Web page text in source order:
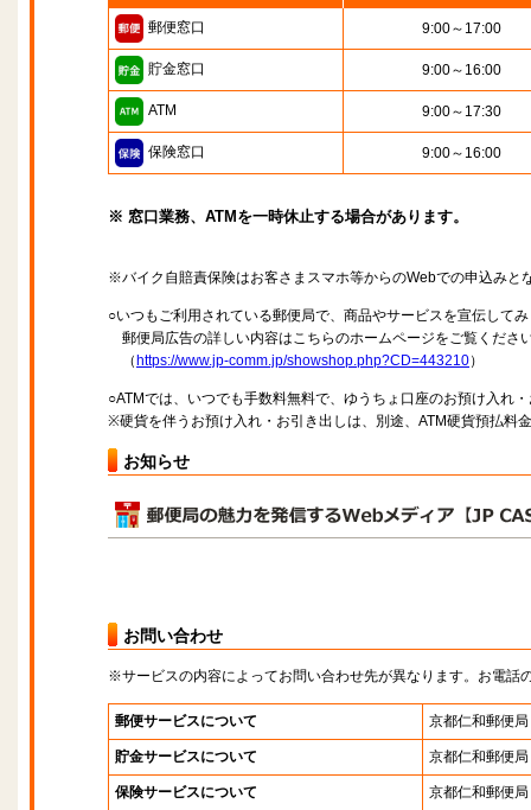
郵便窓口 9:00～17:00
貯金窓口 9:00～16:00
ATM 9:00～17:30
保険窓口 9:00～16:00
※ 窓口業務、ATMを一時休止する場合があります。
※バイク自賠責保険はお客さまスマホ等からのWebでの申込みと
○いつもご利用されている郵便局で、商品やサービスを宣伝して
郵便局広告の詳しい内容はこちらのホームページをご覧くださ
（ https://www.jp-comm.jp/showshop.php?CD=443210）
○ATMでは、いつでも手数料無料で、ゆうちょ口座のお預け入れ
※硬貨を伴うお預け入れ・お引き出しは、別途、ATM硬貨預払料
お知らせ
お問い合わせ
※サービスの内容によってお問い合わせ先が異なります。お電話
郵便サービスについて 京都仁和郵便局
貯金サービスについて 京都仁和郵便局
保険サービスについて 京都仁和郵便局